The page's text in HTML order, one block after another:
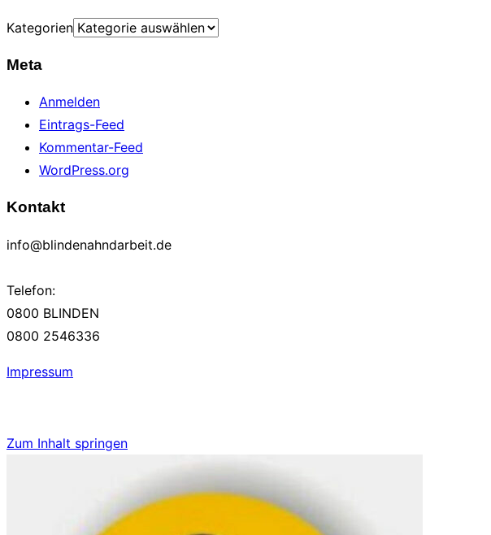
Kategorien
Meta
Anmelden
Eintrags-Feed
Kommentar-Feed
WordPress.org
Kontakt
info@blindenahndarbeit.de
Telefon:
0800 BLINDEN
0800 2546336
Impressum
Zum Inhalt springen